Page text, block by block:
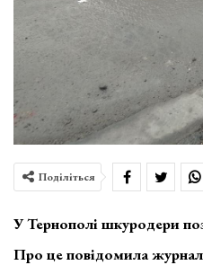
Поділіться
У Тернополі шкуродери
Про це повідомила